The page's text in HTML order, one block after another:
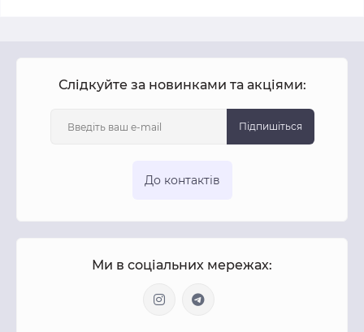
Слідкуйте за новинками та акціями:
Підпишіться
До контактів
Ми в соціальних мережах: